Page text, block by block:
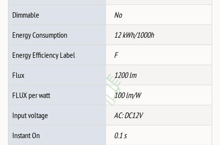
количина
Dimmable No
Energy Consumption 12 kWh/1000h
Energy Efficiency Label F
Flux 1200 lm
FLUX per watt 100 lm/W
Input voltage AC: DC12V
Instant On 0.1 s